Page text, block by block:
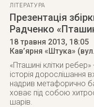
ЛІТЕРАТУРА
Презентація
Радченко
18 травня 2013, 18:05
Кав’ярня «Штука»
«Пташині клітки
історія дорослішання
надрив метафорично
ховає під собою
шарів.